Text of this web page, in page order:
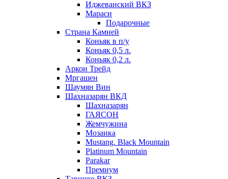
Иджеванский ВКЗ
Мараси
Подарочные
Страна Камней
Коньяк в п/у
Коньяк 0,5 л.
Коньяк 0,2 л.
Аркон Трейд
Мргашен
Шаумян Вин
Шахназарян ВКД
Шахназарян
ГАЯСОН
Жемчужина
Мозаика
Mustang. Black Mountain
Platinum Mountain
Parakar
Премиум